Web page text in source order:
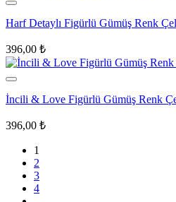
Harf Detaylı Figürlü Gümüş Renk
396,00 ₺
İncili & Love Figürlü Gümüş Renk
396,00 ₺
1
2
3
4